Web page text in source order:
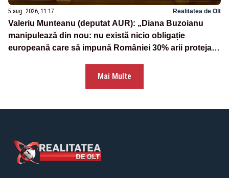
5 aug. 2026, 11:17 Realitatea de Olt
Valeriu Munteanu (deputat AUR): „Diana Buzoianu
manipulează din nou: nu există nicio obligație
europeană care să impună României 30% arii protejate
Mai Multe